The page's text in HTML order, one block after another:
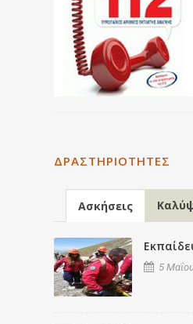
ΔΡΑΣΤΗΡΙΌΤΗΤΕΣ
Ασκήσεις
5